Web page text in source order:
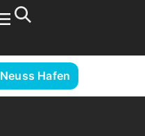
Neuss Hafen